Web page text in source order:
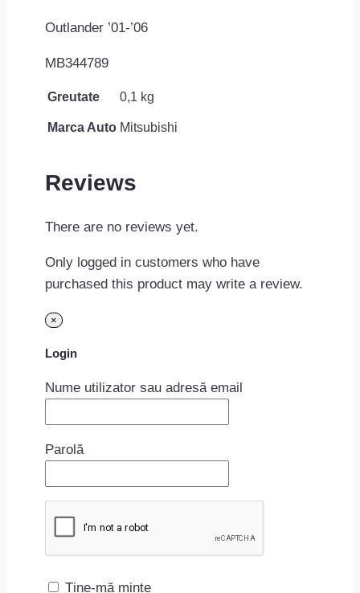
Outlander ’01-’06
MB344789
Greutate 0,1 kg
Marca Auto Mitsubishi
Reviews
There are no reviews yet.
Only logged in customers who have
purchased this product may write a review.
×
Login
Nume utilizator sau adresă email
Parolă
Ține-mă minte